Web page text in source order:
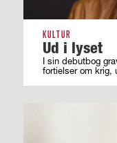
KULTUR
Ud i lyset
I sin debutbog
fortielser om krig,